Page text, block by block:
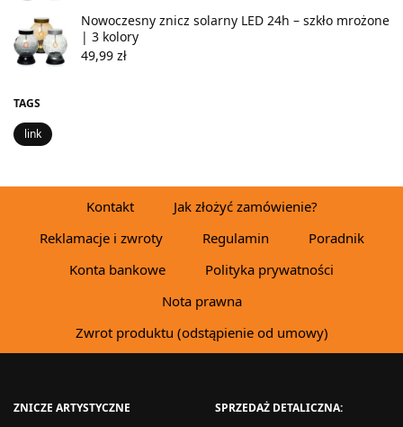
Nowoczesny znicz solarny LED 24h – szkło mrożone
| 3 kolory
49,99 zł
TAGS
link
Kontakt
Jak złożyć zamówienie?
Reklamacje i zwroty
Regulamin
Poradnik
Konta bankowe
Polityka prywatności
Nota prawna
Zwrot produktu (odstąpienie od umowy)
ZNICZE ARTYSTYCZNE SPRZEDAŻ DETALICZNA: